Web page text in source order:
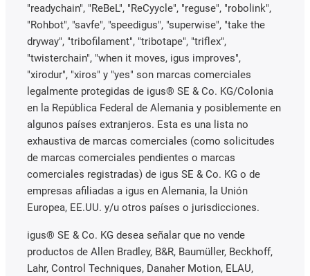
"readychain", "ReBeL", "ReCyycle", "reguse", "robolink",
"Rohbot", "savfe", "speedigus", "superwise", "take the
dryway", "tribofilament", "tribotape", "triflex",
"twisterchain", "when it moves, igus improves",
"xirodur", "xiros" y "yes" son marcas comerciales
legalmente protegidas de igus® SE & Co. KG/Colonia
en la República Federal de Alemania y posiblemente en
algunos países extranjeros. Esta es una lista no
exhaustiva de marcas comerciales (como solicitudes
de marcas comerciales pendientes o marcas
comerciales registradas) de igus SE & Co. KG o de
empresas afiliadas a igus en Alemania, la Unión
Europea, EE.UU. y/u otros países o jurisdicciones.
igus® SE & Co. KG desea señalar que no vende
productos de Allen Bradley, B&R, Baumüller, Beckhoff,
Lahr, Control Techniques, Danaher Motion, ELAU,